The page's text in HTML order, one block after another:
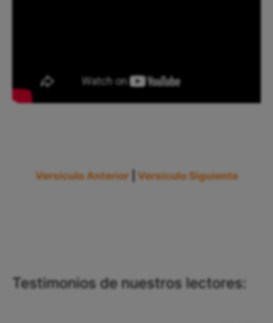
Versículo Anterior Versículo Siguiente
Testimonios de nuestros lectores: